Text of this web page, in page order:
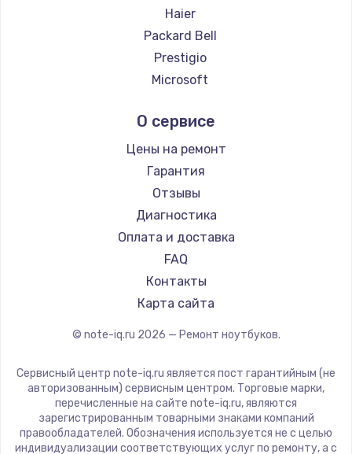
Ремонт ноутбуков Hiper
Ремонт ноутбуков Evga
Ремонт ноутбуков Google
Ремонт ноутбуков Echips
Ремонт ноутбуков Predator
Ремонт ноутбуков iru
Ремонт ноутбуков Machenike
Ремонт ноутбуков DEXP
Ремонт ноутбуков Teclast
Ремонт ноутбуков CHUWI
Ремонт ноутбуков Colorful
Haier
Packard Bell
Prestigio
Microsoft
Aquarius
Gigabyte
Aorus
Maibenben
Getac
Epson
Philips
LG
Panasonic
ZTE
Hiper
Evga
О сервисе
Цены на ремонт
Гарантия
Отзывы
Диагностика
Оплата и доставка
FAQ
Контакты
Карта сайта
© note-iq.ru 2026 — Ремонт ноутбуков.
Сервисный центр note-iq.ru является пост гарантийным (не
авторизованным) сервисным центром. Торговые марки,
перечисленные на сайте note-iq.ru, являются
зарегистрированным товарными знаками компаний
правообладателей. Обозначения используется не с целью
индивидуализации соответствующих услуг по ремонту, а с